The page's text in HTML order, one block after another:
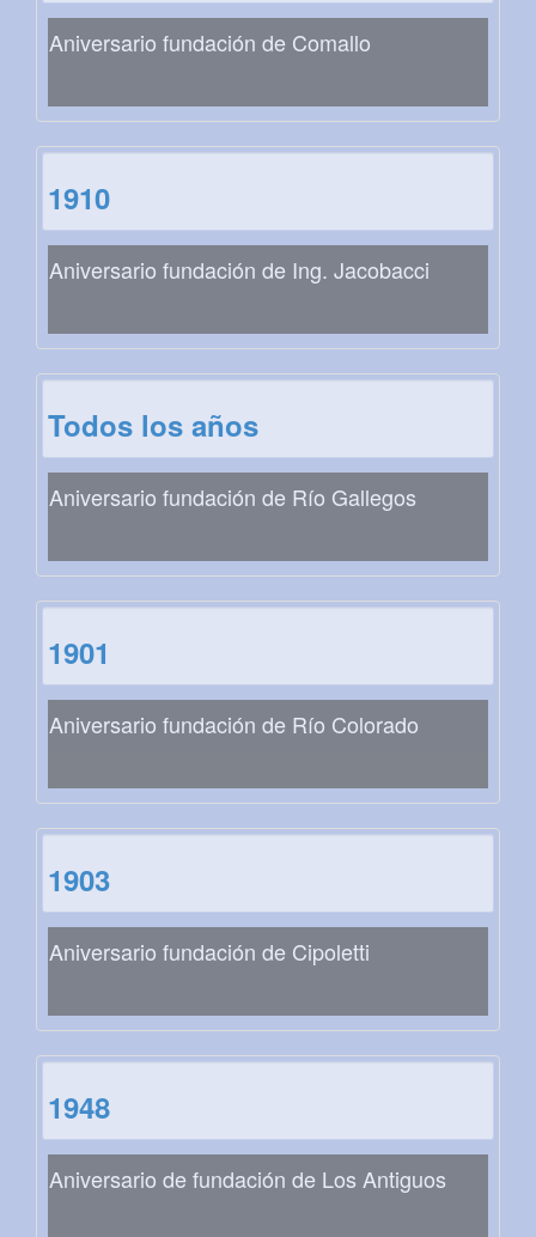
Aniversario fundación de Comallo
1910
Aniversario fundación de Ing. Jacobacci
Todos los años
Aniversario fundación de Río Gallegos
1901
Aniversario fundación de Río Colorado
1903
Aniversario fundación de Cipoletti
1948
Aniversario de fundación de Los Antiguos